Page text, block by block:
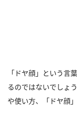
「ドヤ顔」という言
るのではないでしょ
や使い方、「ドヤ顔